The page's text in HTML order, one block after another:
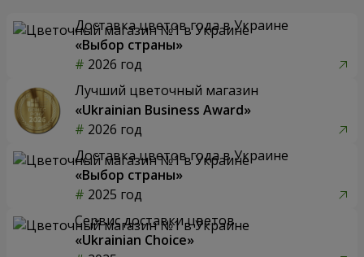
Доставка цветов года в Украине
«Выбор страны»
2026 год
Лучший цветочный магазин
«Ukrainian Business Award»
2026 год
Доставка цветов года в Украине
«Выбор страны»
2025 год
Сервис доставки цветов
«Ukrainian Choice»